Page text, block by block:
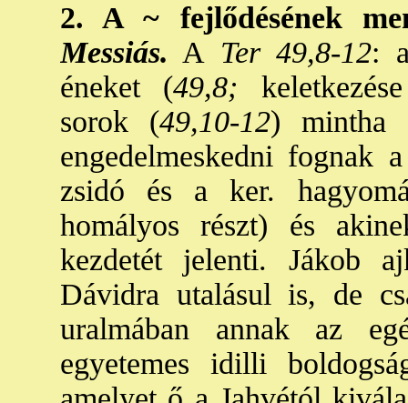
2. A ~ fejlődésének
Messiás. A Ter 49,8-12:
éneket (49,8;
sorok (49,10-12) mintha
engedelmeskedni fognak
zsidó és a ker.
homályos részt) és
kezdetét jelenti. Jákob
Dávidra utalásul is, de
uralmában annak az
egyetemes idilli